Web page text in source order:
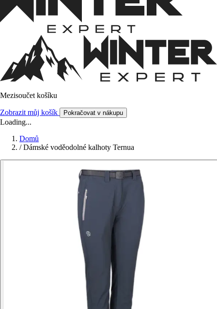
Mezisoučet košíku
Zobrazit můj košík Pokračovat v nákupu
Loading...
Domů
/ Dámské voděodolné kalhoty Ternua